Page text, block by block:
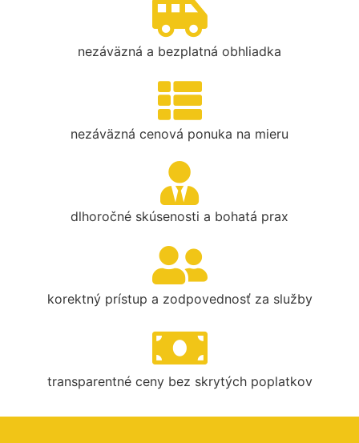
nezáväzná a bezplatná obhliadka
nezáväzná cenová ponuka na mieru
dlhoročné skúsenosti a bohatá prax
korektný prístup a zodpovednosť za služby
transparentné ceny bez skrytých poplatkov